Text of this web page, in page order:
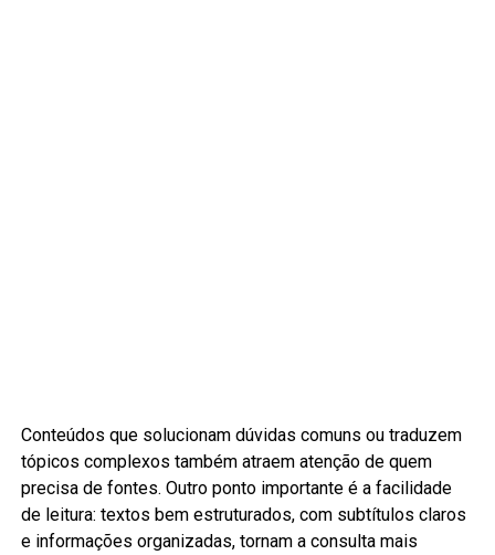
Conteúdos que solucionam dúvidas comuns ou traduzem
tópicos complexos também atraem atenção de quem
precisa de fontes. Outro ponto importante é a facilidade
de leitura: textos bem estruturados, com subtítulos claros
e informações organizadas, tornam a consulta mais